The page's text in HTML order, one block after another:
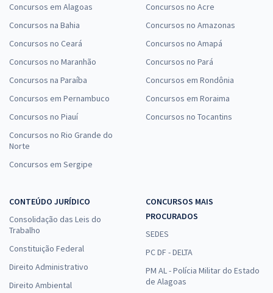
Concursos em Alagoas
Concursos na Bahia
Concursos no Ceará
Concursos no Maranhão
Concursos na Paraíba
Concursos em Pernambuco
Concursos no Piauí
Concursos no Rio Grande do
Norte
Concursos em Sergipe
Concursos no Acre
Concursos no Amazonas
Concursos no Amapá
Concursos no Pará
Concursos em Rondônia
Concursos em Roraima
Concursos no Tocantins
CONTEÚDO JURÍDICO
Consolidação das Leis do
Trabalho
Constituição Federal
Direito Administrativo
Direito Ambiental
CONCURSOS MAIS
PROCURADOS
SEDES
PC DF - DELTA
PM AL - Polícia Militar do Estado
de Alagoas